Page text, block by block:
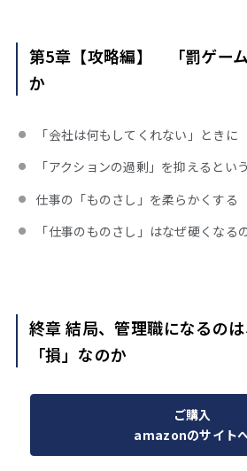
第5章【攻略編】 「罰ゲー
か
「会社は何もしてくれない」ときに
「アクションの過剰」を抑えるとい
仕事の「ものさし」を柔らかくする
「仕事のものさし」はなぜ硬くなる
終章 結局、管理職になるの
「損」なのか
ご購入
amazonのサイト